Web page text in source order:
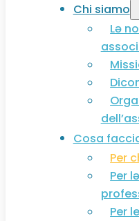
Chi siamo
Lə
Cosa
Per
Per
Per